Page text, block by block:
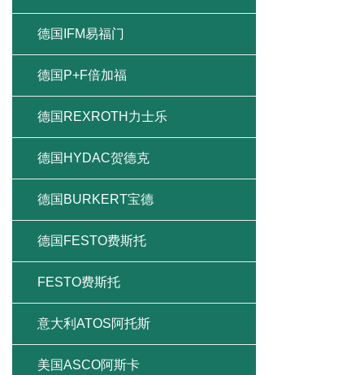
德国IFM易福门
德国P+F倍加福
德国REXROTH力士乐
德国HYDAC贺德克
德国BURKERT宝德
德国FESTO费斯托
FESTO费斯托
意大利ATOS阿托斯
美国ASCO阿斯卡